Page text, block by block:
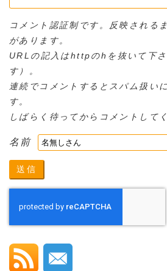
コメント認証制です。反映される
があります。
URLの記入はhttpのhを抜いて下
す）。
連続でコメントするとスパム扱い
す。
しばらく待ってからコメントして
名前